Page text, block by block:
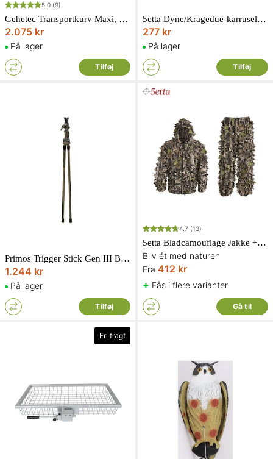
5.0 (9)
Gehetec Transportkurv Maxi, ekstra dyb, Forzinket
2.075 kr
På lager
Tilføj
5etta Dyne/Kragedue-karrusel Kompakt
277 kr
På lager
Tilføj
Primos Trigger Stick Gen III BI-POD 61-155 cm
1.244 kr
På lager
Tilføj
4.7 (13)
5etta Bladcamouflage Jakke + Bukser
Bliv ét med naturen
Fra 412 kr
+ Fås i flere varianter
Gå til
Fri fragt